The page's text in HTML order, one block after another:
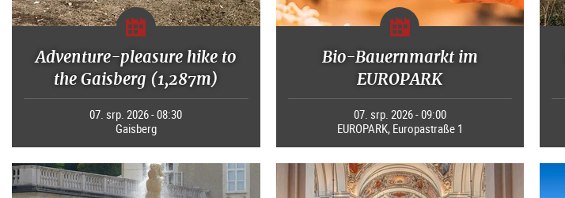
Adventure-pleasure hike to
the Gaisberg (1,287m)
07. srp. 2026 - 08:30
Gaisberg
Bio-Bauernmarkt im
EUROPARK
07. srp. 2026 - 09:00
EUROPARK, Europastraße 1